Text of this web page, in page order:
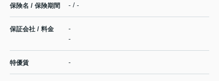
保険名 / 保険期間 - / -
保証会社 / 料金
-
-
特優賃 -